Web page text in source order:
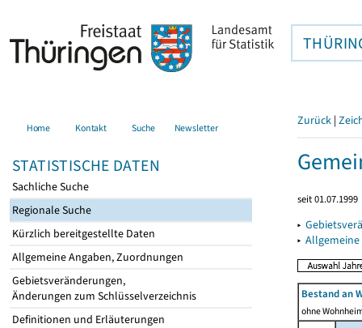
Home Kontakt Suche Newsletter
STATISTISCHE DATEN
Sachliche Suche
Regionale Suche
Kürzlich bereitgestellte Daten
Allgemeine Angaben, Zuordnungen
Gebietsveränderungen,
Änderungen zum Schlüsselverzeichnis
Definitionen und Erläuterungen
Zurück |
seit 01.07.1999
▸
▸
Bestand an
ohne